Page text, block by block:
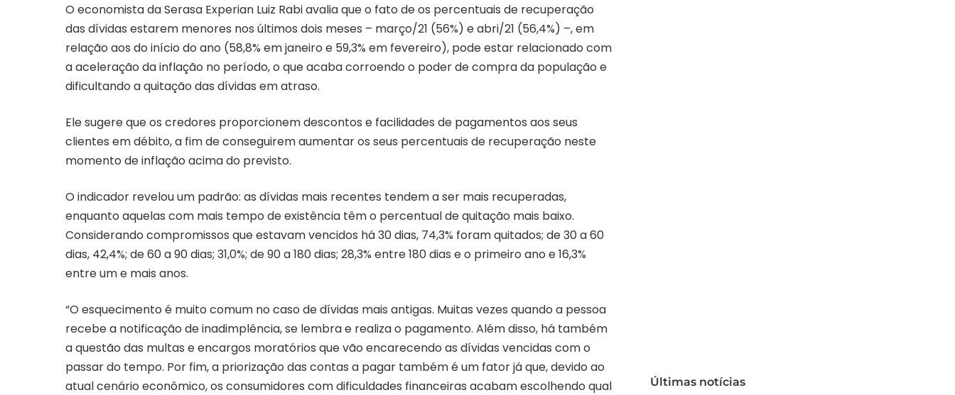
O economista da Serasa Experian Luiz Rabi avalia que o fato de os percentuais de recuperação
das dívidas estarem menores nos últimos dois meses – março/21 (56%) e abri/21 (56,4%) –, em
relação aos do início do ano (58,8% em janeiro e 59,3% em fevereiro), pode estar relacionado com
a aceleração da inflação no período, o que acaba corroendo o poder de compra da população e
dificultando a quitação das dívidas em atraso.
Ele sugere que os credores proporcionem descontos e facilidades de pagamentos aos seus
clientes em débito, a fim de conseguirem aumentar os seus percentuais de recuperação neste
momento de inflação acima do previsto.
O indicador revelou um padrão: as dívidas mais recentes tendem a ser mais recuperadas,
enquanto aquelas com mais tempo de existência têm o percentual de quitação mais baixo.
Considerando compromissos que estavam vencidos há 30 dias, 74,3% foram quitados; de 30 a 60
dias, 42,4%; de 60 a 90 dias; 31,0%; de 90 a 180 dias; 28,3% entre 180 dias e o primeiro ano e 16,3%
entre um e mais anos.
“O esquecimento é muito comum no caso de dívidas mais antigas. Muitas vezes quando a pessoa
recebe a notificação de inadimplência, se lembra e realiza o pagamento. Além disso, há também
a questão das multas e encargos moratórios que vão encarecendo as dívidas vencidas com o
passar do tempo. Por fim, a priorização das contas a pagar também é um fator já que, devido ao
atual cenário econômico, os consumidores com dificuldades financeiras acabam escolhendo qual
Últimas notícias